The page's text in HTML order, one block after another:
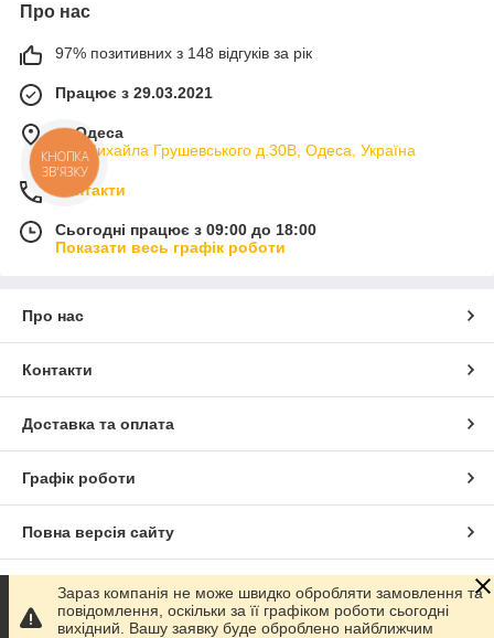
Про нас
97% позитивних з 148 відгуків за рік
Працює з 29.03.2021
м. Одеса
вул.Михайла Грушевського д.30В, Одеса, Україна
Контакти
Сьогодні працює з 09:00 до 18:00
Показати весь графік роботи
Про нас
Контакти
Доставка та оплата
Графік роботи
Повна версія сайту
Сайт створено на маркетплейсі Prom.ua
Зараз компанія не може швидко обробляти замовлення та
повідомлення, оскільки за її графіком роботи сьогодні
вихідний. Вашу заявку буде оброблено найближчим
КНОПКА
ЗВ'ЯЗКУ